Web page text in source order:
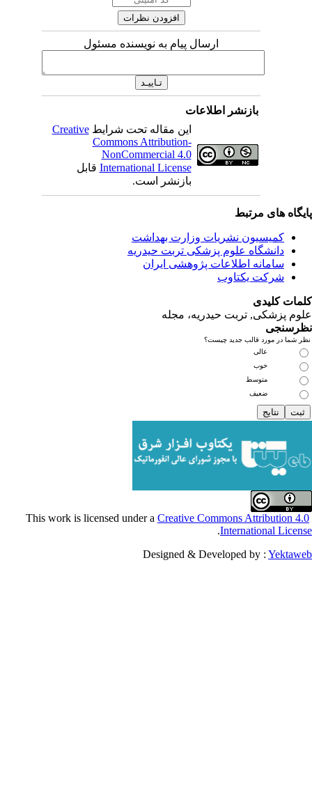
ارسال پیام به نویسنده مسئول
بازنشر اطلاعات
این مقاله تحت شرایطCreative
Commons Attribution-
NonCommercial 4.0
International Licenseقابل
بازنشر است.
مرتبط
نشریات وزارت بهداشت
علوم پزشکی تربت حیدریه
اطلاعات پژوهشی ایران
یکتاوب
تربت حیدریه، مجله
قالب جدید چیست؟
عالی
خوب
متوسط
ضعیف
Creative Commons
.
Designed & Developed by :